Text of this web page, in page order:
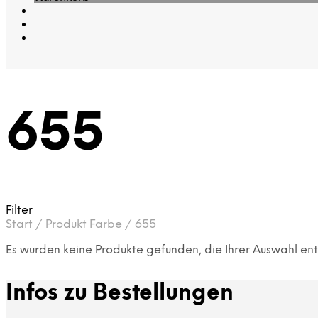
655
Filter
Start / Produkt Farbe / 655
Es wurden keine Produkte gefunden, die Ihrer Auswahl
Infos zu Bestellungen